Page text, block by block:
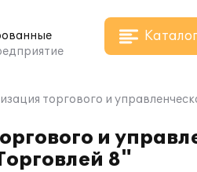
Каталог
торгового и
и
8"